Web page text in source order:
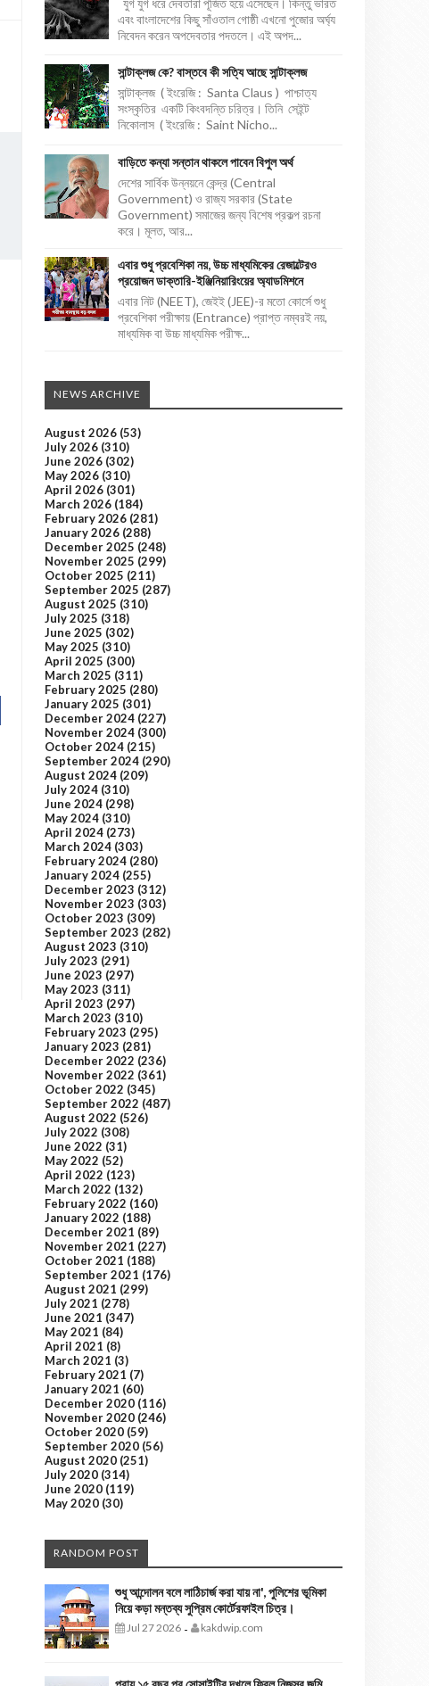
এবং বাংলাদেশের কিছু সাঁওতাল গোষ্ঠী এখনো পুজোর অর্ঘ্য
নিবেদন করেন অপদেবতার পদতলে। এই অপদ...
সান্টাক্লজ কে? বাস্তবে কী সত্যি আছে সান্টাক্লজ
সান্টাক্লজ ( ইংরেজি : Santa Claus ) পাশ্চাত্য
সংস্কৃতির একটি কিংবদন্তি চরিত্র। তিনি সেইন্ট
নিকোলাস ( ইংরেজি : Saint Nicho...
বাড়িতে কন্যা সন্তান থাকলে পাবেন বিপুল অর্থ
দেশের সার্বিক উন্নয়নে কেন্দ্র (Central
Government) ও রাজ্য সরকার (State
Government) সমাজের জন্য বিশেষ প্রকল্প রচনা
করে। মূলত, আর...
এবার শুধু প্রবেশিকা নয়, উচ্চ মাধ্যমিকের রেজাল্টেরও
প্রয়োজন ডাক্তারি-ইঞ্জিনিয়ারিংয়ের অ্যাডমিশনে
এবার নিট (NEET), জেইই (JEE)-র মতো কোর্সে শুধু
প্রবেশিকা পরীক্ষায় (Entrance) প্রাপ্ত নম্বরই নয়,
মাধ্যমিক বা উচ্চ মাধ্যমিক পরীক্ষ...
NEWS ARCHIVE
August 2026 (53)
July 2026 (310)
June 2026 (302)
May 2026 (310)
April 2026 (301)
March 2026 (184)
February 2026 (281)
January 2026 (288)
December 2025 (248)
November 2025 (299)
October 2025 (211)
September 2025 (287)
August 2025 (310)
July 2025 (318)
June 2025 (302)
May 2025 (310)
April 2025 (300)
March 2025 (311)
February 2025 (280)
January 2025 (301)
December 2024 (227)
November 2024 (300)
October 2024 (215)
September 2024 (290)
August 2024 (209)
July 2024 (310)
June 2024 (298)
May 2024 (310)
April 2024 (273)
March 2024 (303)
February 2024 (280)
January 2024 (255)
December 2023 (312)
November 2023 (303)
October 2023 (309)
September 2023 (282)
August 2023 (310)
July 2023 (291)
June 2023 (297)
May 2023 (311)
April 2023 (297)
March 2023 (310)
February 2023 (295)
January 2023 (281)
December 2022 (236)
November 2022 (361)
October 2022 (345)
September 2022 (487)
August 2022 (526)
July 2022 (308)
June 2022 (31)
May 2022 (52)
April 2022 (123)
March 2022 (132)
February 2022 (160)
January 2022 (188)
December 2021 (89)
November 2021 (227)
October 2021 (188)
September 2021 (176)
August 2021 (299)
July 2021 (278)
June 2021 (347)
May 2021 (84)
April 2021 (8)
March 2021 (3)
February 2021 (7)
January 2021 (60)
December 2020 (116)
November 2020 (246)
October 2020 (59)
September 2020 (56)
August 2020 (251)
July 2020 (314)
June 2020 (119)
May 2020 (30)
RANDOM POST
শুধু আন্দোলন বলে লাঠিচার্জ করা যায় না', পুলিশের ভূমিকা
নিয়ে কড়া মন্তব্য সুপ্রিম কোর্টেরফাইল চিত্র।
Jul 27 2026 - kakdwip.com